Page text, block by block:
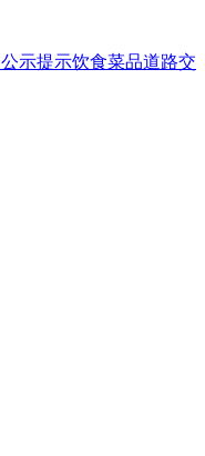
公示提示饮食菜品道路交